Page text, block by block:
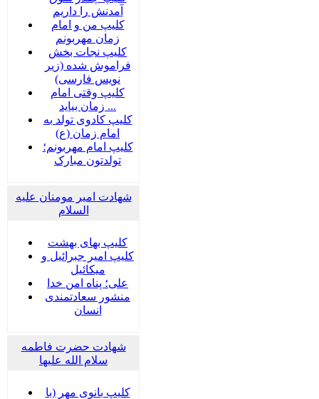
آمدنش را داریم
کلیپ من و امام
زمان مهربونم
کلیپ نجات بخش
فراموش شده (زیر
نویس فارسی)
کلیپ وقتی امام
زمان بیاید ...
کلیپ کادوی تولد به
امام زمان (ع)
کلیپ امام مهربونم؛
تولدتون مبارک
شهادت امیر مومنان علیه
السلام
کلیپ بهای بهشت
کلیپ امیر جبرائیل و
میکائیل
علی؛ پناه امن خدا
منشور سعادتمندی
انسان
شهادت حضرت فاطمه
سلام الله علیها
کلیپ بانوی مهر (با